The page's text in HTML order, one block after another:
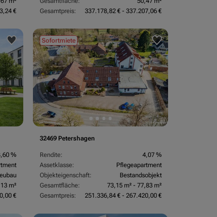
€
Gesamtpreis:
337.178,82 € - 337.207,06 €
%
m²
€
Sofortmiete
32469 Petershagen
Rendite:
4,07 %
Assetklasse:
Pflegeapartment
Objekteigenschaft:
Bestandsobjekt
Gesamtfläche:
73,15 m² - 77,83 m²
Gesamtpreis:
251.336,84 € - 267.420,00 €